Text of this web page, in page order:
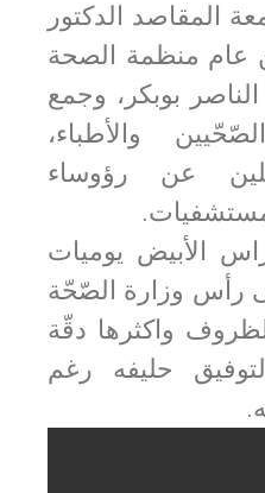
المقاصد الدكتور
عام منظمة الصحة
الناصر بوبكر، وجمع
والأطباء،
عن رؤوساء
الأبيض يوميات
رأس وزارة الصّحّة
واكثرها دقّة
حليفه رغم